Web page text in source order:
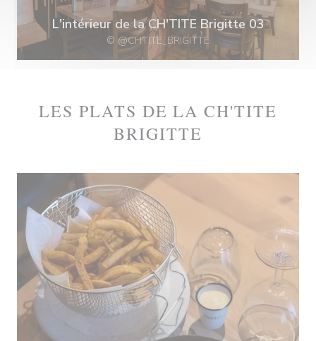
L'intérieur de la CH'TITE Brigitte 03
© @CHTITE_BRIGITTE
LES PLATS DE LA CH'TITE
BRIGITTE